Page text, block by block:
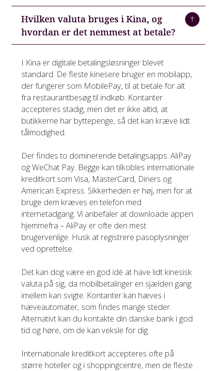
Hvilken valuta bruges i Kina, og
hvordan er det nemmest at betale?
I Kina er digitale betalingsløsninger blevet
standard. De fleste kinesere bruger en mobilapp,
der fungerer som MobilePay, til at betale for alt
fra restaurantbesøg til indkøb. Kontanter
accepteres stadig, men det er ikke altid, at
butikkerne har byttepenge, så det kan kræve lidt
tålmodighed.
Der findes to dominerende betalingsapps: AliPay
og WeChat Pay. Begge kan tilkobles internationale
kreditkort som Visa, MasterCard, Diners og
American Express. Sikkerheden er høj, men for at
bruge dem kræves en telefon med
internetadgang. Vi anbefaler at downloade appen
hjemmefra – AliPay er ofte den mest
brugervenlige. Husk at registrere pasoplysninger
ved oprettelse.
Det kan dog være en god idé at have lidt kinesisk
valuta på sig, da mobilbetalinger en sjælden gang
imellem kan svigte. Kontanter kan hæves i
hæveautomater, som findes mange steder.
Alternativt kan du kontakte din danske bank i god
tid og høre, om de kan veksle for dig.
Internationale kreditkort accepteres ofte på
større hoteller og i shoppingcentre, men de fleste